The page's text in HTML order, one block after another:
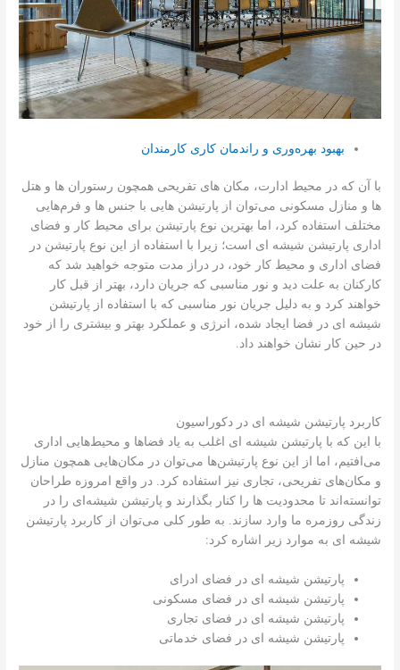
بهبود بهره‌وری و راندمان کاری کارمندان
با آن که در محیط ادارت، مکان های تفریحی همچون رستوران ها و هتل
ها و منازل مسکونی می‌‌توان از پارتیشن هایی با جنس ها و فرم‌هایی
مختلف استفاده کرد، اما بهترین نوع پارتیشن برای محیط کار و فضای
اداری پارتیشن شیشه ای است؛ زیرا با استفاده از این نوع پارتیشن در
فضای اداری و محیط کار خود، در دراز مدت متوجه خواهید شد که
کارکنان به علت دید و نور مناسبی که جریان دارد، بهتر از قبل کار
خواهند کرد و به دلیل جریان نور مناسبی که با استفاده از پارتیشن
شیشه ای در فضا ایجاد شده، انرژی و عملکرد بهتر و بیشتری را از خود
در حین کار نشان خواهند داد.
کاربرد پارتیشن شیشه ای در دکوراسیون
با این که با پارتیشن شیشه ای اغلب به یاد فضاها و محیط‌هایی اداری
می‌افتیم، اما از این نوع پارتیشن‌ها می‌توان در مکان‌هایی همچون منازل
و مکان‌های تفریحی، تجاری نیز استفاده کرد. در واقع امروزه طراحان
توانسته‌اند تا محدودیت ها را کنار بگذارند و پارتیشن شیشه‌ای را در
زندگی روزمره ما وارد سازند. به طور کلی می‌توان از کاربرد پارتیشن
شیشه ای به موارد زیر اشاره کرد:
پارتیشن شیشه ای در فضای ادرای
پارتیشن شیشه ای در فضای مسکونی
پارتیشن شیشه ای در فضای تجاری
پارتیشن شیشه ای در فضای خدماتی